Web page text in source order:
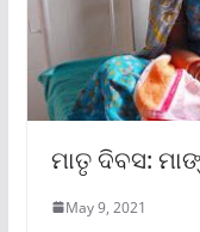
ମାତୃ ଦିବସ:
May 9, 2021